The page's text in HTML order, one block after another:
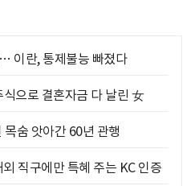
이란, 통제불능 빠졌다
으로 결혼자금 다 날린 女
숨 앗아간 60년 관행
직구에만 특혜 주는 KC 인증